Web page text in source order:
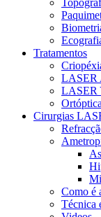
Tratamentos
LASER
LASER
Ortóptica
Cirurgias
Como é
Técnica